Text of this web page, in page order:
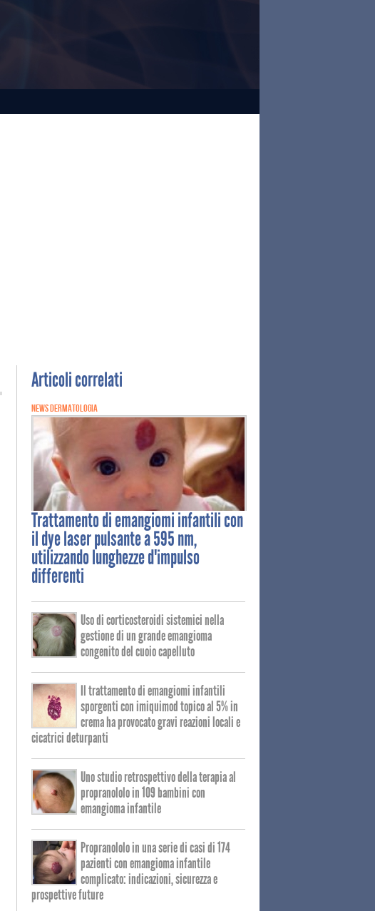
Articoli correlati
NEWS DERMATOLOGIA
Trattamentodi emangiomi infantili con
il dye laser pulsante a 595 nm,
utilizzando lunghezze d'impulso
differenti
Uso di corticosteroidi sistemici nella
gestione di un grande emangioma
congenito del cuoio capelluto
Il trattamento di emangiomi infantili
sporgenti con imiquimod topico al 5% in
crema ha provocato gravi reazioni locali e
cicatrici deturpanti
Uno studio retrospettivo della terapia al
propranololo in 109 bambini con
emangioma infantile
Propranololo in una serie di casi di 174
pazienti con emangioma infantile
complicato: indicazioni, sicurezza e
prospettive future